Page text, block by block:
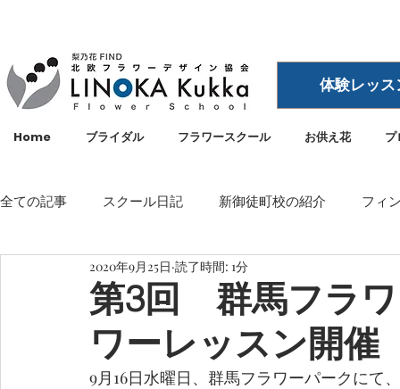
体験レッ
Home ブライダル フラワースクール お供え花 プ
全ての記事 スクール日記 新御徒町校の紹介 フィ
メディア・雑誌掲載
LINOKA Kukka フラワースクール リノカ
第3回 群馬フラ
ワーレッスン開催
2020年9月25日 読了時間: 1分
9月16日水曜日、群馬フラワーパークにて